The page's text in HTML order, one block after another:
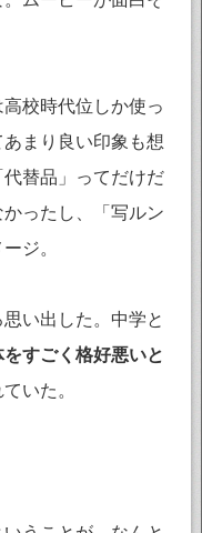
校時代位しか使っ
まり良い印象も想
替品」ってだけだ
ったし、「写ルン
ジ。
い出した。中学と
すごく格好悪いと
いた。